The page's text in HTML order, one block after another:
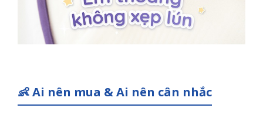
👶 Ai nên mua & Ai nên cân nhắc